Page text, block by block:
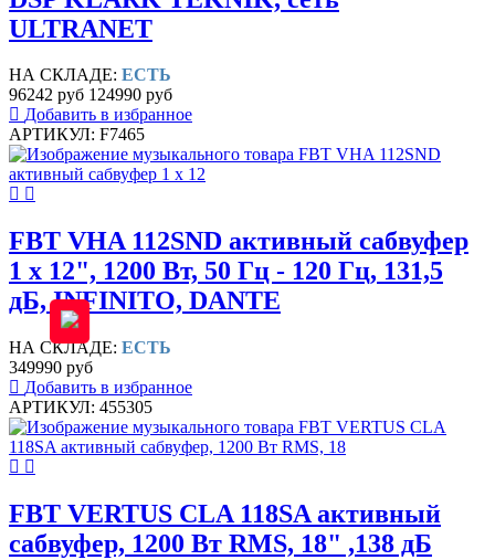
ULTRANET
НА СКЛАДЕ: ЕСТЬ
96242 руб 124990 руб
Добавить в избранное
АРТИКУЛ: F7465
FBT VHA 112SND активный сабвуфер
1 х 12", 1200 Вт, 50 Гц - 120 Гц, 131,5
дБ, INFINITO, DANTE
НА СКЛАДЕ: ЕСТЬ
349990 руб
Добавить в избранное
АРТИКУЛ: 455305
FBT VERTUS CLA 118SA активный
сабвуфер, 1200 Вт RMS, 18" ,138 дБ